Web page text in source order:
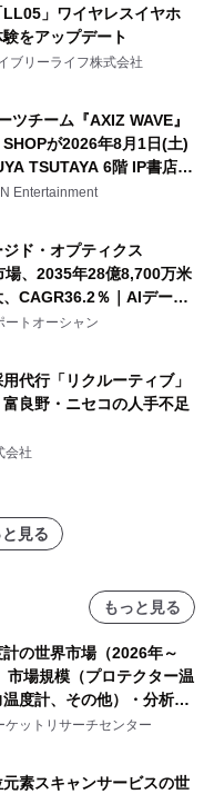
LL05」ワイヤレスイヤホ
をアップデート
ブリーライフ株式会社
ツチーム『AXIZ WAVE』
が2026年8月1日(土)
TSUTAYA 6階 IP書店で
！Entertainment
ジド・オプティクス
場、2035年28億8,700万米
、CAGR36.2％｜AIデータ
速光通信需要が成長を加
ートオーシャン
代行「リクルーティブ」
良野・ニセコの人手不足
会社
見る
もっと見る
の世界市場（2026年～
市場規模（プロテクター温
度計、その他）・分析レ
ケットリサーチセンター
素スキャンサービスの世